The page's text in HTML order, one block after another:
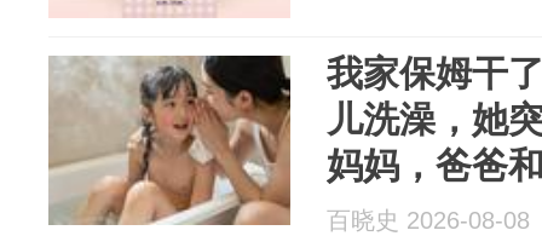
我家保姆干
儿洗澡，她
妈妈，爸爸
玩“打针”，
百晓史 2026-08-08